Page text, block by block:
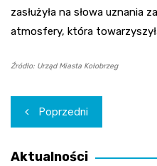
zasłużyła na słowa uznania
atmosfery, która
Źródło: Urząd Miasta Kołobrzeg
Nawigacja
wpisu
Poprzedni
Aktualności